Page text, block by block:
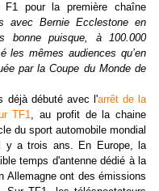
pour la première chaîne
avec Bernie Ecclestone en
bonne puisque, à 100.000
les mêmes audiences qu’en
par la Coupe du Monde de
déjà débuté avec l'arrêt de la
TF1, au profit de la chaine
du sport automobile mondial
y a trois ans. En Europe, la
temps d'antenne dédié à la
Allemagne ont des émissions